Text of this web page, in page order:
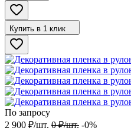
Купить в 1 клик
По запросу
2 900 ₽/шт. 0 ₽/шт. -0%